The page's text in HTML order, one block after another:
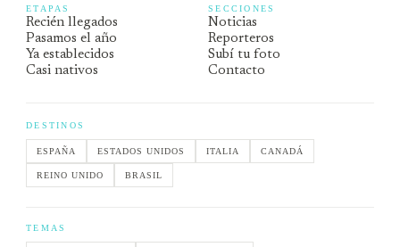
ETAPAS
Recién llegados
Pasamos el año
Ya establecidos
Casi nativos
SECCIONES
Noticias
Reporteros
Subí tu foto
Contacto
DESTINOS
ESPAÑA ESTADOS UNIDOS ITALIA CANADÁ
REINO UNIDO BRASIL
TEMAS